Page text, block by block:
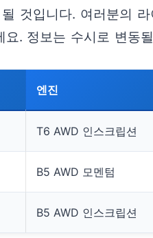
것입니다. 여러분의
. 정보는 수시로 변동
엔진
T6 AWD 인스크립션
B5 AWD 모멘텀
B5 AWD 인스크립션